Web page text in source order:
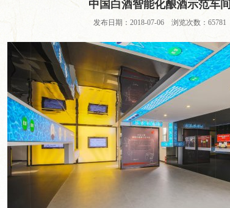
中国白酒智能化酿酒示范车间
发布日期：2018-07-06 浏览次数：65781